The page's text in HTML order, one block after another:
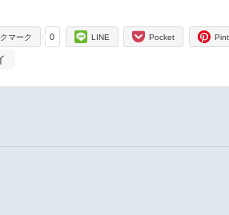
0
マーク LINE Pocket